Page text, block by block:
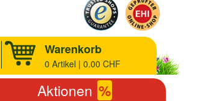
Warenkorb
0 Artikel | 0.00 CHF
Aktionen %